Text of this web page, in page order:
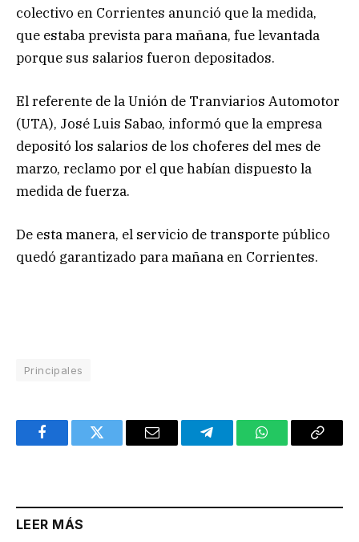
colectivo en Corrientes anunció que la medida,
que estaba prevista para mañana, fue levantada
porque sus salarios fueron depositados.
El referente de la Unión de Tranviarios Automotor
(UTA), José Luis Sabao, informó que la empresa
depositó los salarios de los choferes del mes de
marzo, reclamo por el que habían dispuesto la
medida de fuerza.
De esta manera, el servicio de transporte público
quedó garantizado para mañana en Corrientes.
Principales
FacebookTwitter Email TelegramWhatsAppCopy
LEER MÁS